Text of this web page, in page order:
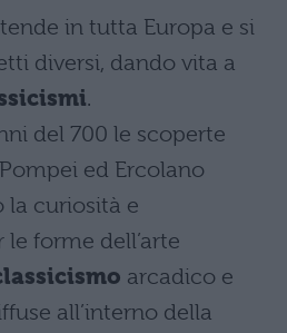
in tutta Europa e si
diversi, dando vita a
.
del 700 le scoperte
ed Ercolano
la curiosità e
le forme dell’arte
arcadico e
all’interno della